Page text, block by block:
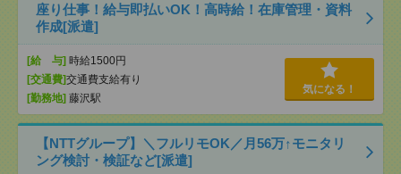
座り仕事！給与即払いOK！高時給！在庫管理・資料
作成[派遣]
[給 与] 時給1500円
[交通費]交通費支給有り
[勤務地] 藤沢駅
気になる！
【NTTグループ】＼フルリモOK／月56万↑モニタリ
ング検討・検証など[派遣]